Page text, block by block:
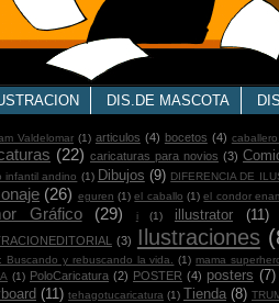
DIS.DE MASCOTA
Valdelomar (1) articulos (4) bocetos (4)
(22) caricaturas para novios (3)
infantil andino (1) Dibujos (9) DIFERENCIA DE
(26) eguren (1) el caballo (1) el condor
Gráfico (29) i (1) illustrator (11)
(3) Ilustraciones
Buscando y rebuscando la vida.
(1) mama
(1) PoloCaricatura (2) POSTER (4) posters (7)
(11) tehagotucaricatura (1) Tienda (8)